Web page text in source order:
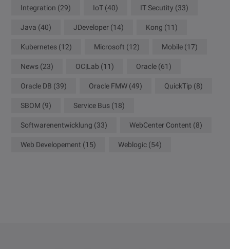
Integration (29) IoT (40) IT Secutity (33)
Java (40) JDeveloper (14) Kong (11)
Kubernetes (12) Microsoft (12) Mobile (17)
News (23) OC|Lab (11) Oracle (61)
Oracle DB (39) Oracle FMW (49) QuickTip (8)
SBOM (9) Service Bus (18)
Softwarenentwicklung (33) WebCenter Content (8)
Web Developement (15) Weblogic (54)